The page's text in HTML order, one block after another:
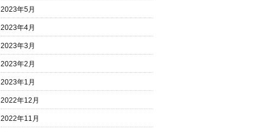
2023年5月
2023年4月
2023年3月
2023年2月
2023年1月
2022年12月
2022年11月